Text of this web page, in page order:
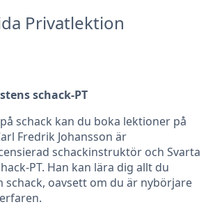
Privatlektion
schack-PT
schack kan du boka lektioner på
Fredrik Johansson är
schackinstruktör och Svarta
PT. Han kan lära dig allt du
schack, oavsett om du är nybörjare